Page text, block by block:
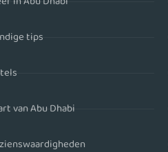
tips
van Abu Dhabi